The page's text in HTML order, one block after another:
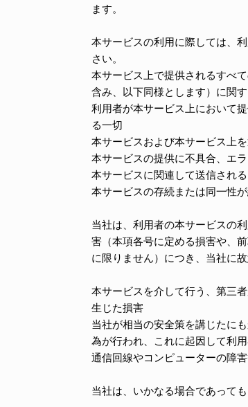
ます。
本サービスの利用に際しては、
さい。
本サービス上で提供されるすべ
含み、以下同様とします）に関
利用者が本サービス上において
る一切
本サービスおよび本サービス上
本サービスの提供に不具合、エ
本サービスに関連して送信され
本サービスの存続または同一性
当社は、利用者の本サービスの
害（本項各号に定める損害や、
に限りません）につき、当社に
本サービスを介して行う、第三
生じた損害
当社が相当の安全策を講じたに
為が行われ、これに起因して利
通信回線やコンピューターの障
当社は、いかなる場合であって